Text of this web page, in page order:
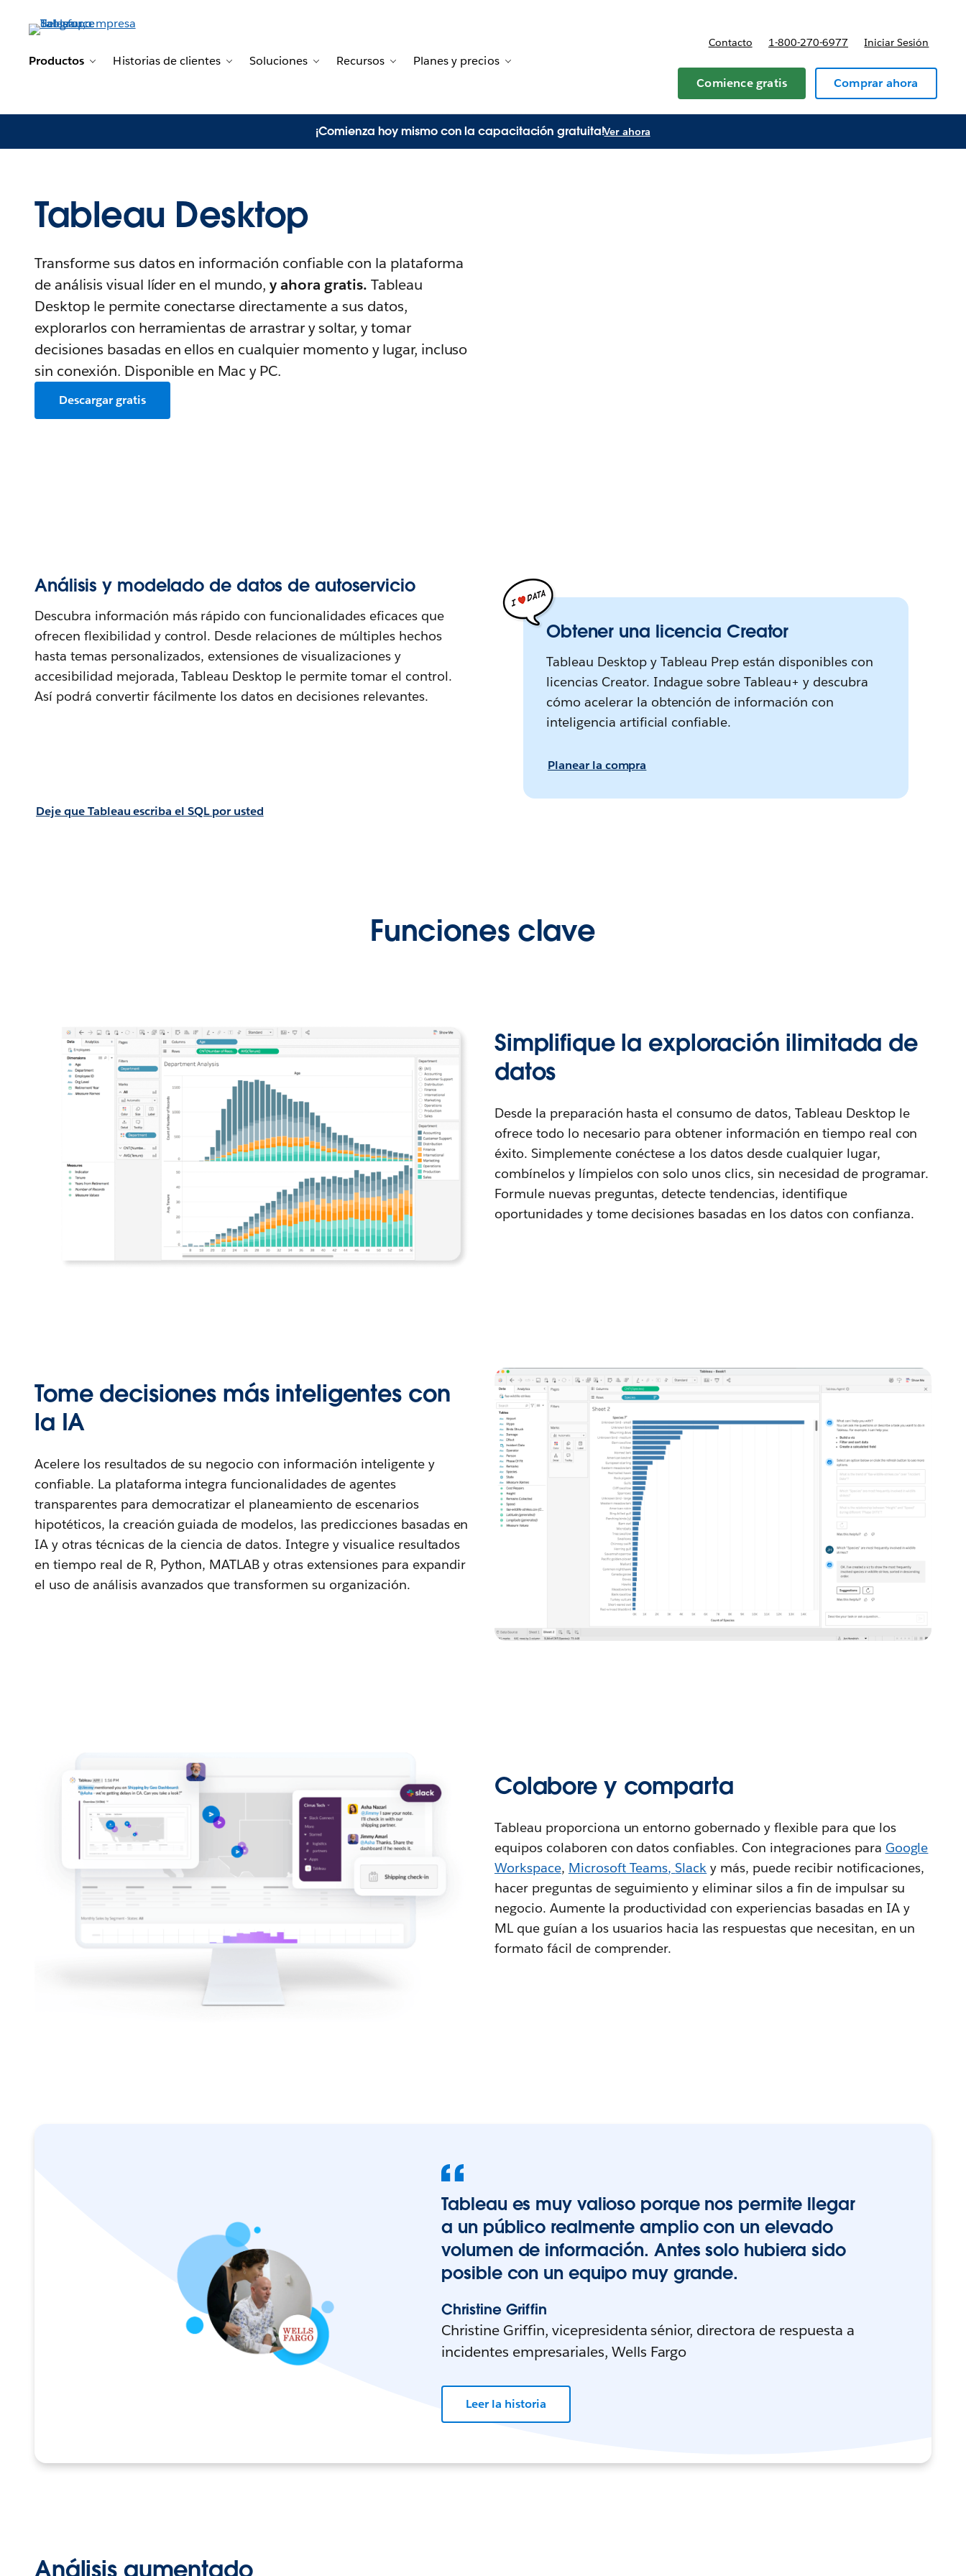
Productos
Toggle sub-navigation for Productos
Historias de clientes
Toggle sub-navigation for Historias de clientes
Soluciones
Toggle sub-navigation for Soluciones
Recursos
Toggle sub-navigation for Recursos
Planes y precios
Toggle sub-navigation for Planes y precios
Contacto 1-800-270-6977 Iniciar Sesión
Comience gratis Comprar ahora
¡Comienza hoy mismo con la capacitación gratuita!Ver ahora
Tableau Desktop
Transforme sus datos en información confiable con la plataforma
de análisis visual líder en el mundo, y ahora gratis. Tableau
Desktop le permite conectarse directamente a sus datos,
explorarlos con herramientas de arrastrar y soltar, y tomar
decisiones basadas en ellos en cualquier momento y lugar, incluso
sin conexión. Disponible en Mac y PC.
Descargar gratis
Análisis y modelado de datos de autoservicio
Descubra información más rápido con funcionalidades eficaces que
ofrecen flexibilidad y control. Desde relaciones de múltiples hechos
hasta temas personalizados, extensiones de visualizaciones y
accesibilidad mejorada, Tableau Desktop le permite tomar el control.
Así podrá convertir fácilmente los datos en decisiones relevantes.
Deje que Tableau escriba el SQL por usted
Obtener una licencia Creator
Tableau Desktop y Tableau Prep están disponibles con
licencias Creator. Indague sobre Tableau+ y descubra
cómo acelerar la obtención de información con
inteligencia artificial confiable.
Planear la compra
Funciones clave
Simplifique la exploración ilimitada de
datos
Desde la preparación hasta el consumo de datos, Tableau Desktop le
ofrece todo lo necesario para obtener información en tiempo real con
éxito. Simplemente conéctese a los datos desde cualquier lugar,
combínelos y límpielos con solo unos clics, sin necesidad de programar.
Formule nuevas preguntas, detecte tendencias, identifique
oportunidades y tome decisiones basadas en los datos con confianza.
Tome decisiones más inteligentes con
la IA
Acelere los resultados de su negocio con información inteligente y
confiable. La plataforma integra funcionalidades de agentes
transparentes para democratizar el planeamiento de escenarios
hipotéticos, la creación guiada de modelos, las predicciones basadas en
IA y otras técnicas de la ciencia de datos. Integre y visualice resultados
en tiempo real de R, Python, MATLAB y otras extensiones para expandir
el uso de análisis avanzados que transformen su organización.
Colabore y comparta
Tableau proporciona un entorno gobernado y flexible para que los
equipos colaboren con datos confiables. Con integraciones para Google
Workspace, Microsoft Teams,Slack y más, puede recibir notificaciones,
hacer preguntas de seguimiento y eliminar silos a fin de impulsar su
negocio. Aumente la productividad con experiencias basadas en IA y
ML que guían a los usuarios hacia las respuestas que necesitan, en un
formato fácil de comprender.
Tableau es muy valioso porque nos permite llegar
a un público realmente amplio con un elevado
volumen de información. Antes solo hubiera sido
posible con un equipo muy grande.
Christine Griffin
Christine Griffin, vicepresidenta sénior, directora de respuesta a
incidentes empresariales, Wells Fargo
Leer la historia
Análisis aumentado